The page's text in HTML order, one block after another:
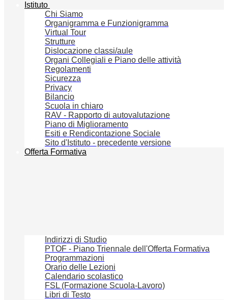
Istituto
Chi Siamo
Organigramma e Funzionigramma
Virtual Tour
Strutture
Dislocazione classi/aule
Organi Collegiali e Piano delle attività
Regolamenti
Sicurezza
Privacy
Bilancio
Scuola in chiaro
RAV - Rapporto di autovalutazione
Piano di Miglioramento
Esiti e Rendicontazione Sociale
Sito d'Istituto - precedente versione
Offerta Formativa
Indirizzi di Studio
PTOF - Piano Triennale dell'Offerta Formativa
Programmazioni
Orario delle Lezioni
Calendario scolastico
FSL (Formazione Scuola-Lavoro)
Libri di Testo